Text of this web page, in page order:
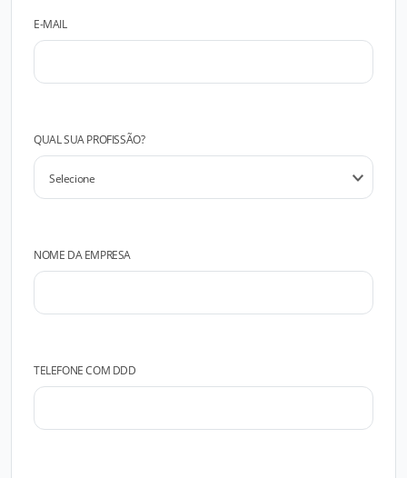
E-MAIL
QUAL SUA PROFISSÃO?
NOME DA EMPRESA
TELEFONE COM DDD